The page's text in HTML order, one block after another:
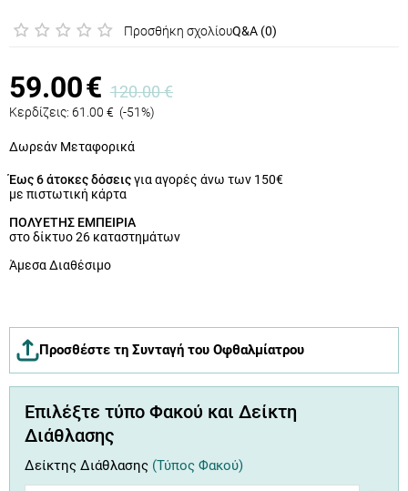
Προσθήκη σχολίουQ&A (0)
59.00€ 120.00€
Κερδίζεις: 61.00 € (-51%)
Δωρεάν Μεταφορικά
Έως 6 άτοκες δόσειςγια αγορές άνω των 150€
με πιστωτική κάρτα
ΠΟΛΥΕΤΗΣ ΕΜΠΕΙΡΙΑ
στο δίκτυο 26 καταστημάτων
Άμεσα Διαθέσιμο
Προσθέστε τη Συνταγή του Οφθαλμίατρου
Επιλέξτε τύπο Φακού και Δείκτη
Διάθλασης
Δείκτης Διάθλασης (Τύπος Φακού)